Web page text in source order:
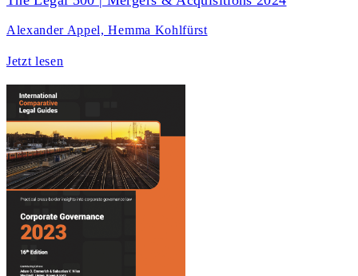
Alexander Appel, Hemma Kohlfürst
Jetzt lesen